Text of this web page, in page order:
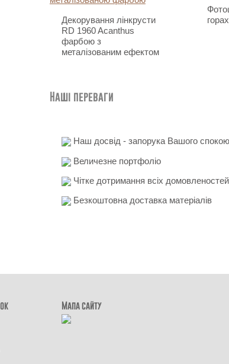
Декорування лінкрусти
RD 1960 Acanthus
фарбою з
металізованим ефектом
Наші переваги
Наш досвід - запорука Вашого спокою
Величезне портфоліо
Чітке дотримання всіх домовленостей
Безкоштовна доставка матеріалів
Мапа сайту